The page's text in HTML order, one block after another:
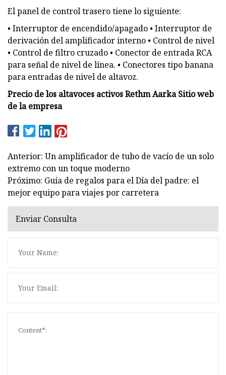
El panel de control trasero tiene lo siguiente:
• Interruptor de encendido/apagado • Interruptor de
derivación del amplificador interno • Control de nivel
• Control de filtro cruzado • Conector de entrada RCA
para señal de nivel de línea. • Conectores tipo banana
para entradas de nivel de altavoz.
Precio de los altavoces activos Rethm Aarka Sitio web
de la empresa
Anterior: Un amplificador de tubo de vacío de un solo
extremo con un toque moderno
Próximo: Guía de regalos para el Día del padre: el
mejor equipo para viajes por carretera
Enviar Consulta